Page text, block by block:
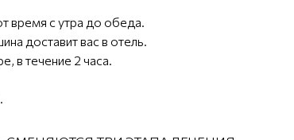
время с утра до обеда.
доставит вас в отель.
в течение 2 часа.